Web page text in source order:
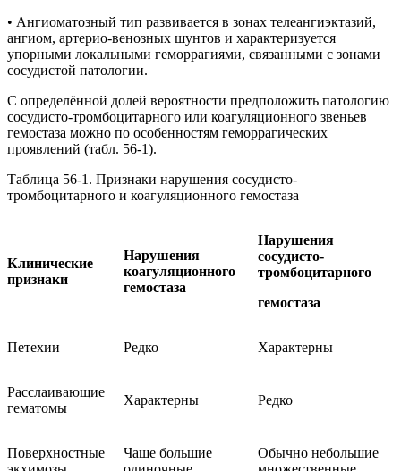
• Ангиоматозный тип развивается в зонах телеангиэктазий,
ангиом, артерио-венозных шунтов и характеризуется
упорными локальными геморрагиями, связанными с зонами
сосудистой патологии.
С определённой долей вероятности предположить патологию
сосудисто-тромбоцитарного или коагуляционного звеньев
гемостаза можно по особенностям геморрагических
проявлений (табл. 56-1).
Таблица 56-1. Признаки нарушения сосудисто-
тромбоцитарного и коагуляционного гемостаза
Клинические
признаки
Нарушения
коагуляционного
гемостаза
Нарушения
сосудисто-
тромбоцитарного
гемостаза
Петехии Редко Характерны
Расслаивающие
гематомы
Характерны Редко
Поверхностные
Чаще большие
Обычно небольшие